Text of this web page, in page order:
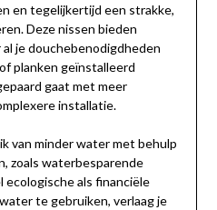
en tegelijkertijd een strakke,
Deze nissen bieden
je douchebenodigdheden
planken geïnstalleerd
gaat met meer
installatie.
van minder water met behulp
zoals waterbesparende
als financiële
te gebruiken, verlaag je